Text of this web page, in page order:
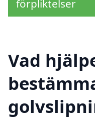
förpliktelser
Vad